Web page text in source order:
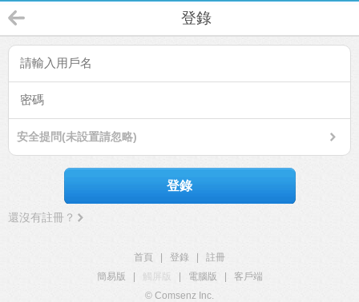
登錄
安全提問(未設置請忽略)
登錄
還沒有註冊？
首頁 登錄
註冊
簡易版
觸屏版 電腦版
客戶端
© Comsenz Inc.